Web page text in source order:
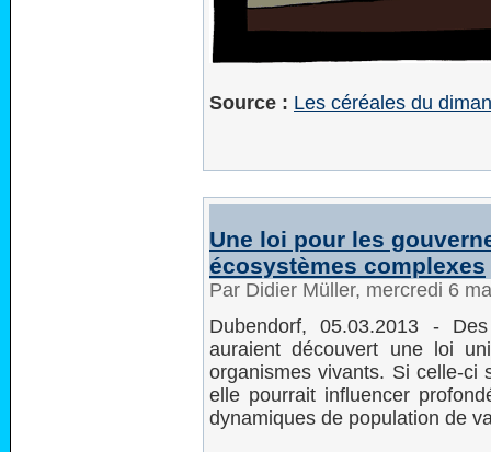
Source : Les céréales du
Une loi pour les
écosystèmes complexes
Par Didier Müller, mercredi 6
Dubendorf, 05.03.2013 -
auraient découvert une loi
organismes vivants. Si celle-ci
elle pourrait influencer
dynamiques de population de